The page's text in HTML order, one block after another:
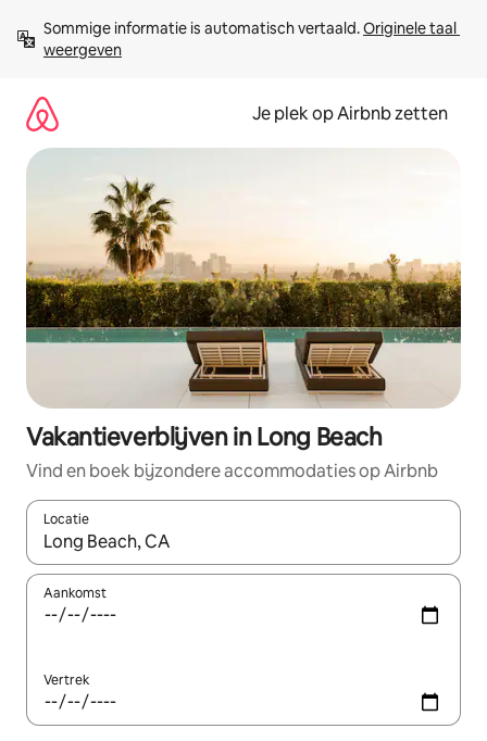
direct
naar
Sommige informatie is automatisch vertaald. Originele taal
weergeven
Je plek op Airbnb zetten
Vakantieverblijven in Long Beach
Vind en boek bijzondere accommodaties op Airbnb
Locatie
Wanneer er resultaten beschikbaar zijn, maak je een keuze
Aankomst
Vertrek